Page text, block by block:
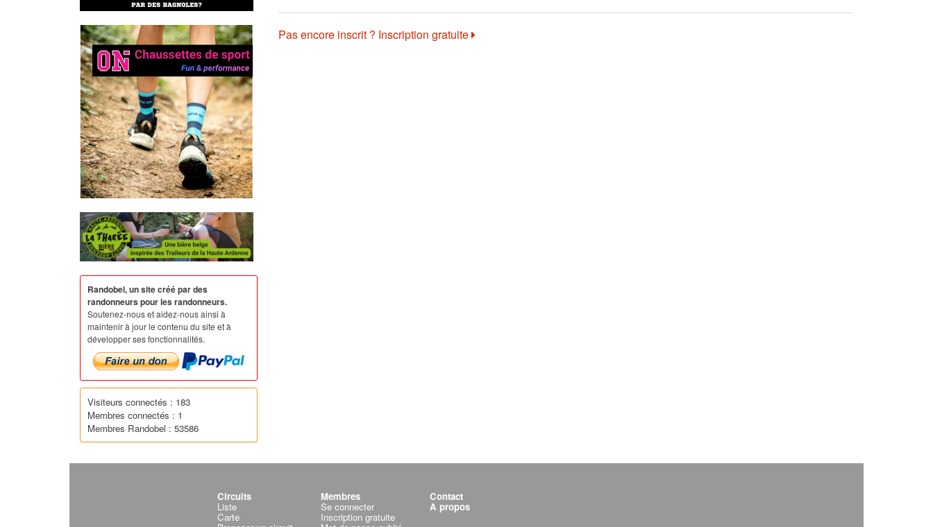
Pas encore inscrit ? Inscription gratuite
Randobel, un site créé par des
randonneurs pour les randonneurs.
Soutenez-nous et aidez-nous ainsi à
maintenir à jour le contenu du site et à
développer ses fonctionnalités.
Visiteurs connectés : 183
Membres connectés : 1
Membres Randobel : 53586
Circuits
Liste
Carte
Membres
Se connecter
Inscription gratuite
Contact
A propos